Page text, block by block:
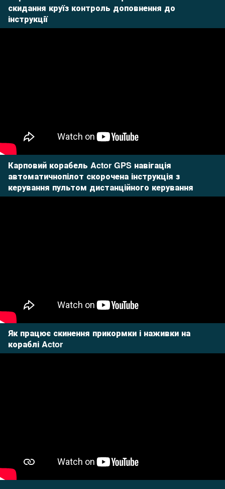
скидання круїз контроль доповнення до
інструкції
Карповий корабель Actor GPS навігація
автоматичнопілот скорочена інструкція з
керування пультом дистанційного керування
Як працює скинення прикормки і наживки на
кораблі Actor